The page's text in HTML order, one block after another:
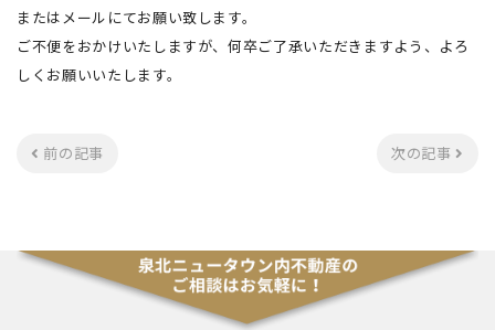
またはメールにてお願い致します。
ご不便をおかけいたしますが、何卒ご了承いただきますよう、よろ
しくお願いいたします。
前の記事 次の記事